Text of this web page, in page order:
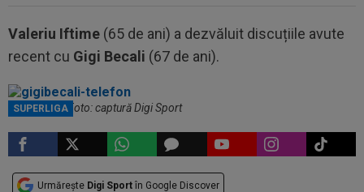
Valeriu Iftime (65 de ani) a dezvăluit discuțiile avute
recent cu Gigi Becali (67 de ani).
SUPERLIGA
Gigi Becali / Foto: captură Digi Sport
Urmărește Digi Sport în Google Discover